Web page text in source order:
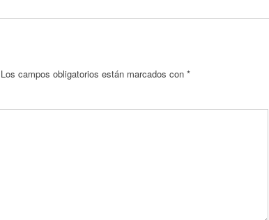
Los campos obligatorios están marcados con *